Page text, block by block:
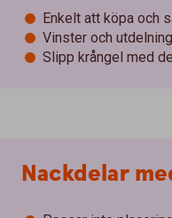
Enkelt att köpa och
Vinster och
Slipp krångel med
Nackdelar